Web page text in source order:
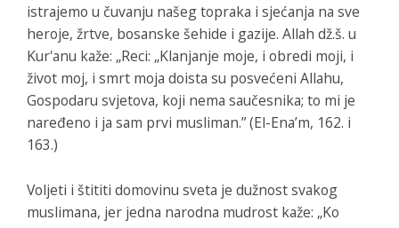
istrajemo u čuvanju našeg topraka i sjećanja na sve
heroje, žrtve, bosanske šehide i gazije. Allah dž.š. u
Kur'anu kaže: „Reci: „Klanjanje moje, i obredi moji, i
život moj, i smrt moja doista su posvećeni Allahu,
Gospodaru svjetova, koji nema saučesnika; to mi je
naređeno i ja sam prvi musliman.” (El-Ena’m, 162. i
163.)
Voljeti i štititi domovinu sveta je dužnost svakog
muslimana, jer jedna narodna mudrost kaže: „Ko